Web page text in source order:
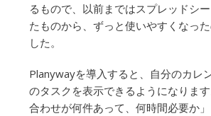
るもので、以前まではスプレッドシ
たものから、ずっと使いやすくなっ
した。
Planywayを導入すると、自分のカレ
のタスクを表示できるようになりま
合わせが何件あって、何時間必要か